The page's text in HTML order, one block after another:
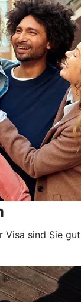
Visa sind Sie gut